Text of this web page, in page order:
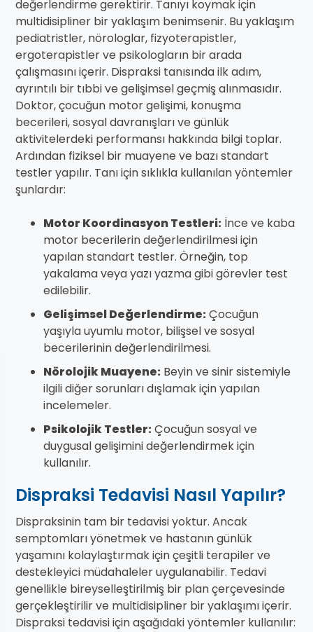
değerlendirme gerektirir. Tanıyı koymak için
multidisipliner bir yaklaşım benimsenir. Bu yaklaşım
pediatristler, nörologlar, fizyoterapistler,
ergoterapistler ve psikologların bir arada
çalışmasını içerir. Dispraksi tanısında ilk adım,
ayrıntılı bir tıbbi ve gelişimsel geçmiş alınmasıdır.
Doktor, çocuğun motor gelişimi, konuşma
becerileri, sosyal davranışları ve günlük
aktivitelerdeki performansı hakkında bilgi toplar.
Ardından fiziksel bir muayene ve bazı standart
testler yapılır. Tanı için sıklıkla kullanılan yöntemler
şunlardır:
Motor Koordinasyon Testleri: İnce ve kaba
motor becerilerin değerlendirilmesi için
yapılan standart testler. Örneğin, top
yakalama veya yazı yazma gibi görevler test
edilebilir.
Gelişimsel Değerlendirme:Çocuğun
yaşıyla uyumlu motor, bilişsel ve sosyal
becerilerinin değerlendirilmesi.
Nörolojik Muayene: Beyin ve sinir sistemiyle
ilgili diğer sorunları dışlamak için yapılan
incelemeler.
Psikolojik Testler:Çocuğun sosyal ve
duygusal gelişimini değerlendirmek için
kullanılır.
Dispraksi Tedavisi Nasıl Yapılır?
Dispraksinin tam bir tedavisi yoktur. Ancak
semptomları yönetmek ve hastanın günlük
yaşamını kolaylaştırmak için çeşitli terapiler ve
destekleyici müdahaleler uygulanabilir. Tedavi
genellikle bireyselleştirilmiş bir plan çerçevesinde
gerçekleştirilir ve multidisipliner bir yaklaşımı içerir.
Dispraksi tedavisi için aşağıdaki yöntemler kullanılır: